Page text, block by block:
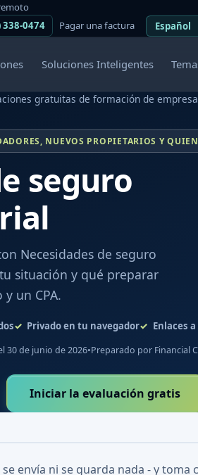
338-0474 Pagar una factura
Soluciones Inteligentes
gratuitas de formación de
NUEVOS PROPIETARIOS Y
seguro
Necesidades de seguro
situación y qué preparar
un CPA.
Privado en tu navegador Enlaces
30 de junio de 2026•Preparado por Financial
Iniciar la evaluación gratis
envía ni se guarda nada - y toma